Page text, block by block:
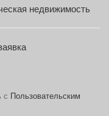
недвижимость
с Пользовательским